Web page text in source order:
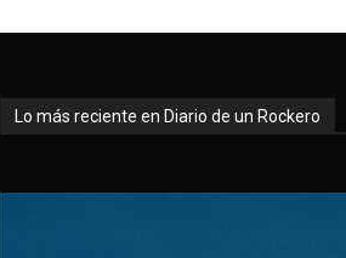
Lo más reciente en Diario de un Rockero